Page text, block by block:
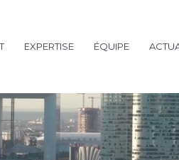
EXPERTISE ÉQUIPE